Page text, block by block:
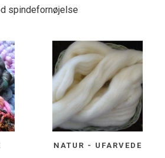
spindefornøjelse
NATUR - UFARVEDE